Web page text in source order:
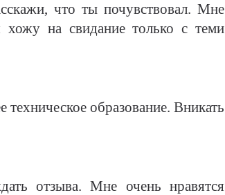
что ты почувствовал. Мне
на свидание только с теми
образование. Вникать
отзыва. Мне очень нравятся